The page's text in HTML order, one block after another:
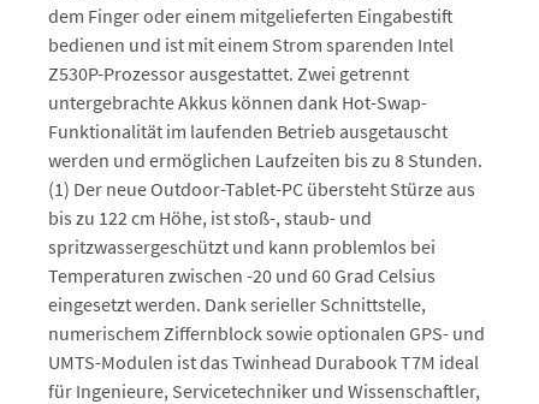
dem Finger oder einem mitgelieferten Eingabestift
bedienen und ist mit einem Strom sparenden Intel
Z530P-Prozessor ausgestattet. Zwei getrennt
untergebrachte Akkus können dank Hot-Swap-
Funktionalität im laufenden Betrieb ausgetauscht
werden und ermöglichen Laufzeiten bis zu 8 Stunden.
(1) Der neue Outdoor-Tablet-PC übersteht Stürze aus
bis zu 122 cm Höhe, ist stoß-, staub- und
spritzwassergeschützt und kann problemlos bei
Temperaturen zwischen -20 und 60 Grad Celsius
eingesetzt werden. Dank serieller Schnittstelle,
numerischem Ziffernblock sowie optionalen GPS- und
UMTS-Modulen ist das Twinhead Durabook T7M ideal
für Ingenieure, Servicetechniker und Wissenschaftler,